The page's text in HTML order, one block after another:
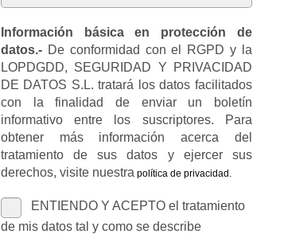
Información básica en protección de
datos.-De conformidad con el RGPD y la
LOPDGDD, SEGURIDAD Y PRIVACIDAD
DE DATOS S.L. tratará los datos facilitados
con la finalidad de enviar un boletín
informativo entre los suscriptores. Para
obtener más información acerca del
tratamiento de sus datos y ejercer sus
derechos, visite nuestra política de privacidad .
ENTIENDO Y ACEPTO el tratamiento
de mis datos tal y como se describe